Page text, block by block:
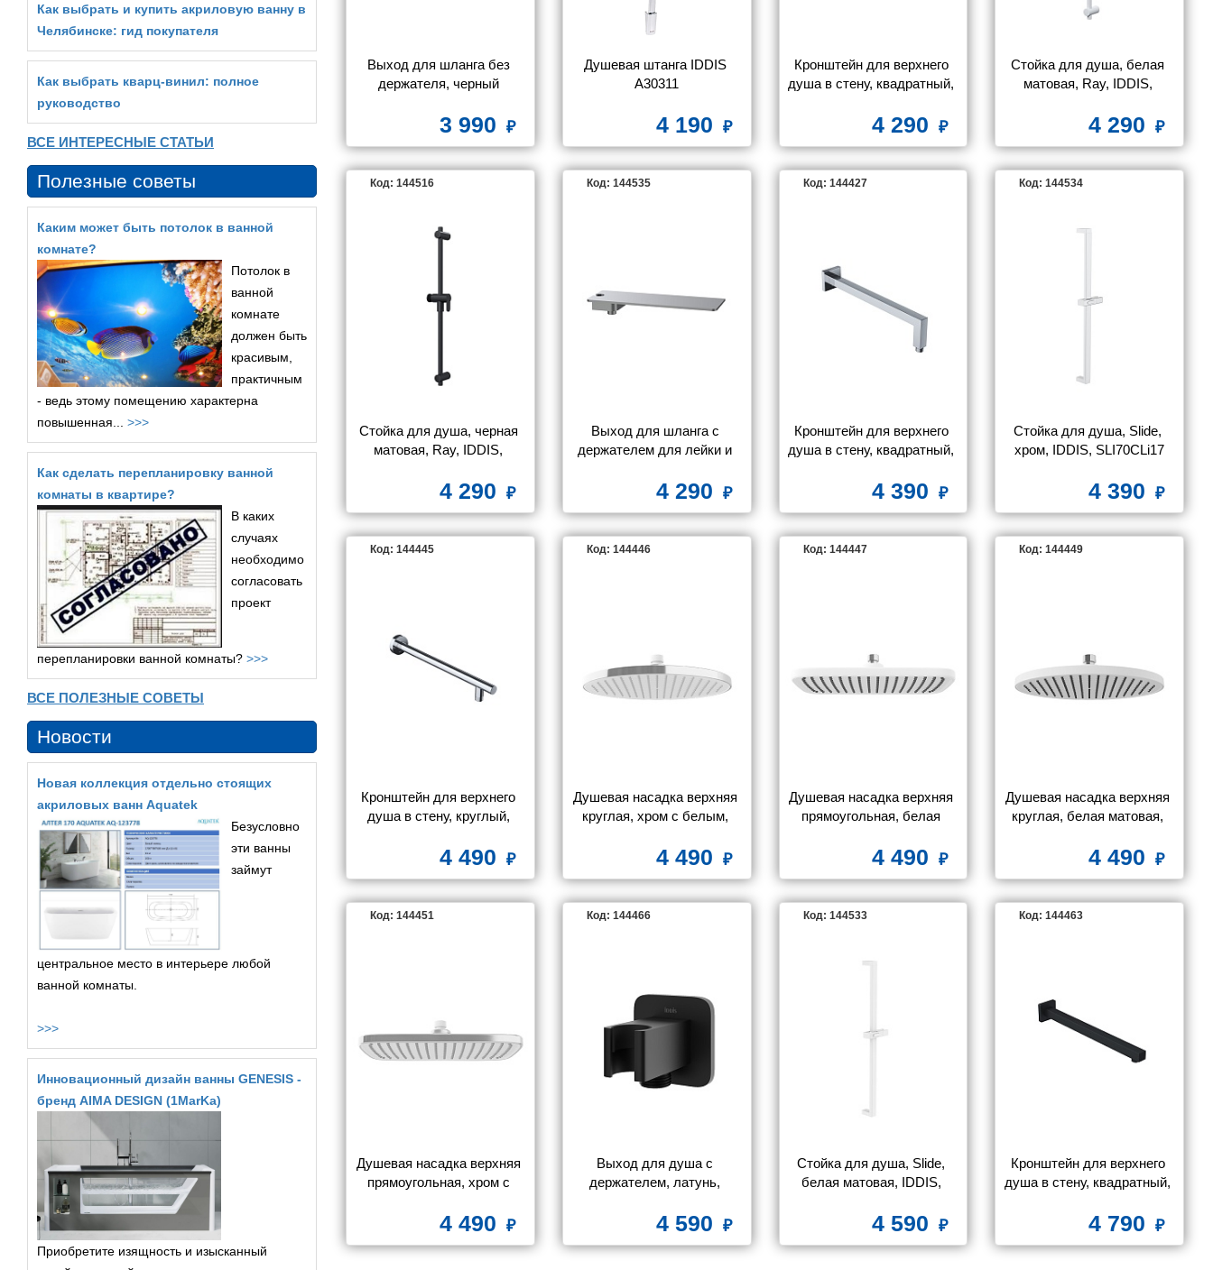
Выход для шланга без
держателя, черный
SLIBL00i62
3 990
Душевая штанга IDDIS
A30311
4 190
Кронштейн для верхнего
душа в стену, квадратный,
Home, IDDIS, OPH40WSi61
4 290
Стойка для душа, белая
матовая, Ray, IDDIS,
4 290
Код: 144516
Стойка для душа, черная
матовая, Ray, IDDIS,
4 290
Код: 144535
Выход для шланга с
держателем для лейки и
SLIAC00i62
4 290
Код: 144427
Кронштейн для верхнего
душа в стену, квадратный,
OPH41CSi61
4 390
Код: 144534
Стойка для душа, Slide,
хром, IDDIS, SLI70CLi17
4 390
Код: 144445
Кронштейн для верхнего
душа в стену, круглый,
OPH40CRi61
4 490
Код: 144446
Душевая насадка верхняя
круглая, хром с белым,
4 490
Код: 144447
Душевая насадка верхняя
прямоугольная, белая
ESP25WSi64
4 490
Код: 144449
Душевая насадка верхняя
круглая, белая матовая,
4 490
Код: 144451
Душевая насадка верхняя
прямоугольная, хром с
ESP25CSi64
4 490
Код: 144466
Выход для душа с
держателем, латунь,
IDDIS, SLI60BBi62
4 590
Код: 144533
Стойка для душа, Slide,
белая матовая, IDDIS,
4 590
Код: 144463
Кронштейн для верхнего
душа в стену, квадратный,
Home, IDDIS, OPH40BSi61
4 790
Как выбрать и купить акриловую ванну в
Челябинске: гид покупателя
Как выбрать кварц‑винил: полное
руководство
ВСЕ ИНТЕРЕСНЫЕ СТАТЬИ
Полезные советы
Каким может быть потолок в ванной
комнате?
Потолок в
ванной
комнате
должен быть
красивым,
практичным
- ведь этому помещению характерна
повышенная... >>>
Как сделать перепланировку ванной
комнаты в квартире?
В каких
случаях
необходимо
согласовать
проект
перепланировки ванной комнаты? >>>
ВСЕ ПОЛЕЗНЫЕ СОВЕТЫ
Новости
Новая коллекция отдельно стоящих
акриловых ванн Aquatek
Безусловно
эти ванны
займут
центральное место в интерьере любой
ванной комнаты.
>>>
Инновационный дизайн ванны GENESIS -
бренд AIMA DESIGN (1MarKa)
Приобретите изящность и изысканный